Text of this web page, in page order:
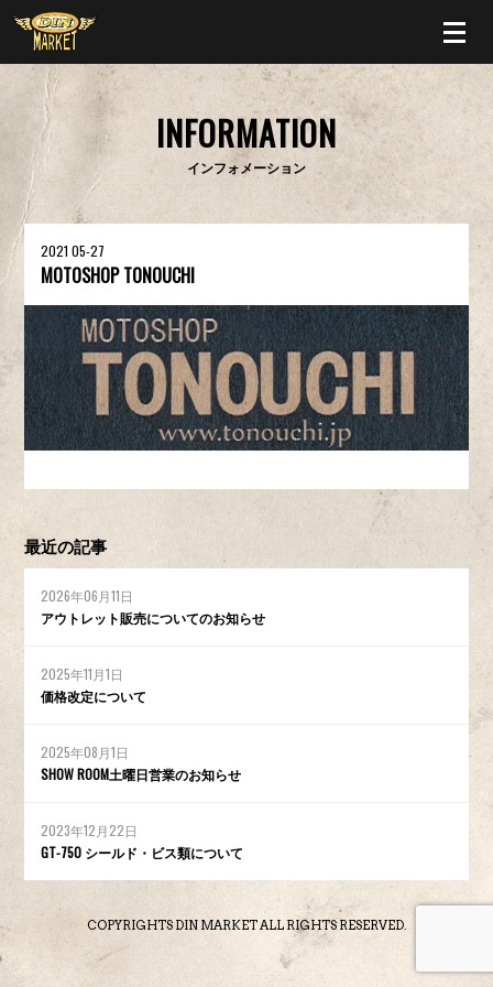
INFORMATION
インフォメーション
2021 05-27
MOTOSHOP TONOUCHI
最近の記事
2026年06月11日
アウトレット販売についてのお知らせ
2025年11月1日
価格改定について
2025年08月1日
SHOW ROOM土曜日営業のお知らせ
2023年12月22日
GT-750 シールド・ビス類について
COPYRIGHTS DIN MARKET ALL RIGHTS RESERVED.